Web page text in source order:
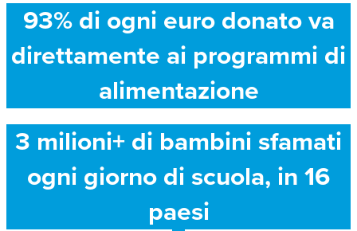
93% di ogni euro donato va
direttamente ai programmi di
alimentazione
3 milioni+ di bambini sfamati
ogni giorno di scuola, in 16
paesi